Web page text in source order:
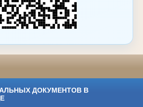
ДОКУМЕНТОВ В